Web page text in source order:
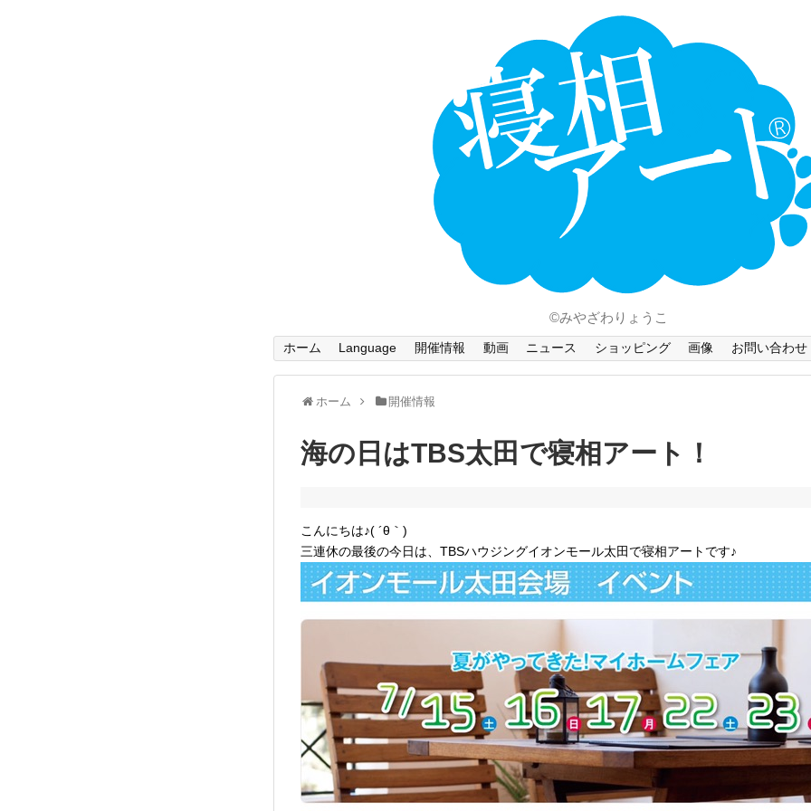
©みやざわりょうこ
ホーム Language 開催情報 動画 ニュース ショッピング 画像 お問い合わせ
ホーム 開催情報
海の日はTBS太田で寝相アート！
こんにちは♪( ´θ｀)
三連休の最後の今日は、TBSハウジングイオンモール太田で寝相アートです♪
Language
開催情報
動画
ニュース
ショッピング